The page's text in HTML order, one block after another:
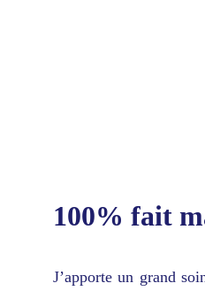
100% fait
J’apporte un grand